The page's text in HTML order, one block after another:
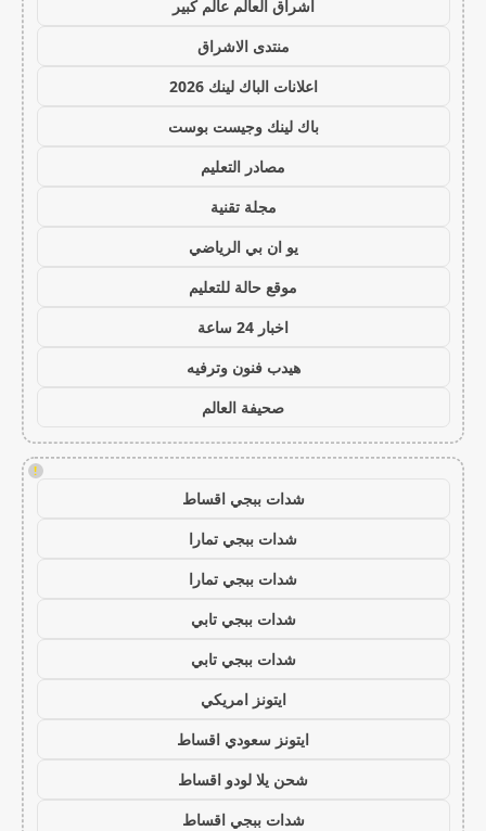
اشراق العالم عالم كبير
منتدى الاشراق
اعلانات الباك لينك 2026
باك لينك وجيست بوست
مصادر التعليم
مجلة تقنية
يو ان بي الرياضي
موقع حالة للتعليم
اخبار 24 ساعة
هيدب فنون وترفيه
صحيفة العالم
!
شدات ببجي اقساط
شدات ببجي تمارا
شدات ببجي تمارا
شدات ببجي تابي
شدات ببجي تابي
ايتونز امريكي
ايتونز سعودي اقساط
شحن يلا لودو اقساط
شدات ببجي اقساط